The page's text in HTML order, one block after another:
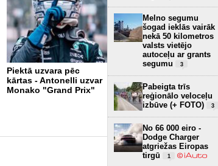
Piektā uzvara pēc
kārtas - Antonelli uzvar
Monako "Grand Prix"
Trešā uzvara pēc
kārtas: Antonelli uzvar
arī Maiami "Grand Prix"
un nostiprina vadību
kopvērtējumā
Melno segumu
šogad ieklās vairāk
nekā 50 kilometros
valsts vietējo
autoceļu ar grants
segumu
3
Pabeigta trīs
reģionālo veloceļu
izbūve (+ FOTO)
3
No 66 000 eiro -
Dodge Charger
atgriežas Eiropas
tirgū
1